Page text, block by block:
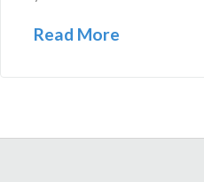
Read More